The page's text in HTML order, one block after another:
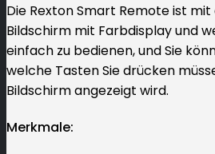
Die Rexton Smart Remote ist
Bildschirm mit Farbdisplay und
einfach zu bedienen, und Sie
welche Tasten Sie drücken
Bildschirm angezeigt wird.
Merkmale: